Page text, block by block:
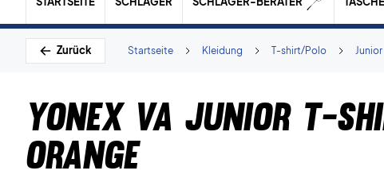
Zurück Junior
T-shirt/Polo
Kleidung
Startseite
Yonex VA Junior T-
Orange